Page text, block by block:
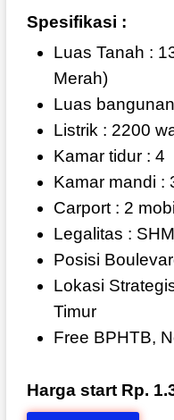
Spesifikasi :
Luas Tanah :
Merah)
Luas
Listrik : 2200
Kamar tidur : 4
Kamar mandi :
Carport : 2
Legalitas :
Posisi
Lokasi
Timur
Free BPHTB,
Harga start Rp.